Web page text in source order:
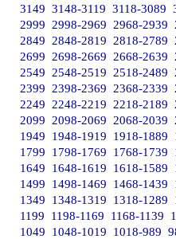
3149 3148-3119 3118-3089
2999
2998-2969 2968-2939
2849
2848-2819 2818-2789
2699
2698-2669 2668-2639
2549
2548-2519 2518-2489
2399
2398-2369 2368-2339
2249
2248-2219 2218-2189
2099
2098-2069 2068-2039
1949
1948-1919 1918-1889
1799
1798-1769 1768-1739
1649
1648-1619 1618-1589
1499
1498-1469 1468-1439
1349
1348-1319 1318-1289
1199
1198-1169 1168-1139
1049
1048-1019 1018-989